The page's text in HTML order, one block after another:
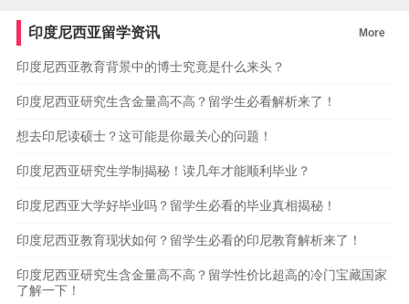
印度尼西亚留学资讯 More
印度尼西亚教育背景中的博士究竟是什么来头？
印度尼西亚研究生含金量高不高？留学生必看解析来了！
想去印尼读硕士？这可能是你最关心的问题！
印度尼西亚研究生学制揭秘！读几年才能顺利毕业？
印度尼西亚大学好毕业吗？留学生必看的毕业真相揭秘！
印度尼西亚教育现状如何？留学生必看的印尼教育解析来了！
印度尼西亚研究生含金量高不高？留学性价比超高的冷门宝藏国家
了解一下！